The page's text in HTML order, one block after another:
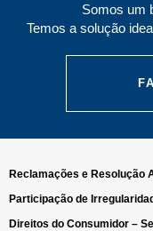
Somos um
Temos a solução
Reclamações e Resolução
Participação de
Direitos do Consumidor –